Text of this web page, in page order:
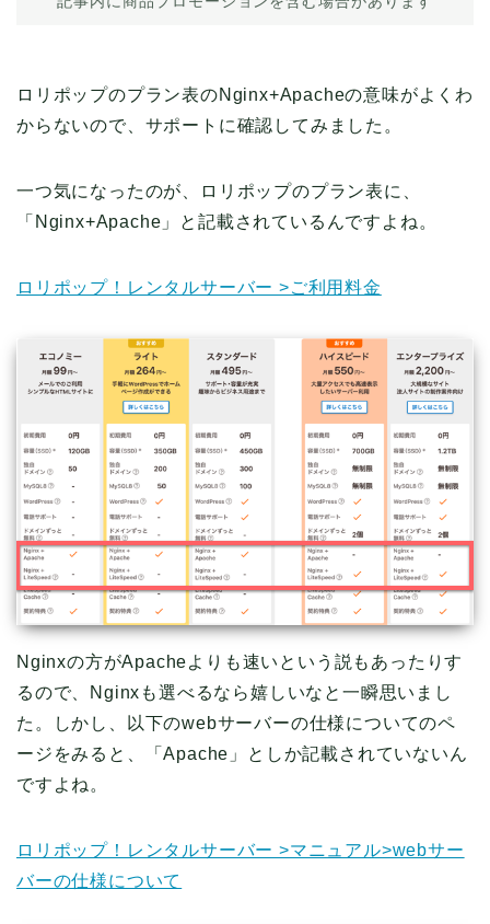
ロリポップのプラン表のNginx+Apacheの意味がよくわ
からないので、サポートに確認してみました。
一つ気になったのが、ロリポップのプラン表に、
「Nginx+Apache」と記載されているんですよね。
ロリポップ！レンタルサーバー >ご利用料金
Nginxの方がApacheよりも速いという説もあったりす
るので、Nginxも選べるなら嬉しいなと一瞬思いまし
た。しかし、以下のwebサーバーの仕様についてのペ
ージをみると、「Apache」としか記載されていないん
ですよね。
ロリポップ！レンタルサーバー >マニュアル>webサー
バーの仕様について